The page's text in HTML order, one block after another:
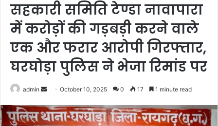
सहकारी समिति टेण्डा नावापारा
में करोड़ों की गड़बड़ी करने वाले
एक और फरार आरोपी गिरफ्तार,
घरघोड़ा पुलिस ने भेजा रिमांड पर
admin
Send
email
October 10, 2025 0 17 1 minute read